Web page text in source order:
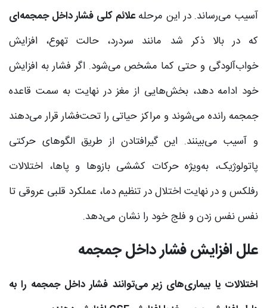
آسیب می‌رساند. در این مرحلهعلائم کلی فشار داخل جمجمه‌ای
که در بالا ذکر شد مانند سردرد، حالت تهوع، افزایش
خواب‌آلودگی و حتی کما مشخص می‌شود. اگر فشار به افزایش
خود ادامه دهد، بخش‌هایی از مغز در نهایت به سمت قاعده
جمجمه رانده می‌شوند و مراکز حیاتی را تحت‌فشار قرار می‌دهند
و آسیب می‌بینند. این گیرافتادن از طریق الگوهای حرکتی
پاتولوژیک، به‌ویژه حرکات کششی بازوها و پاها، اختلالات
رفلکس و در نهایت اختلال در تنظیم دما، عملکرد قلبی عروقی تا
نفس نفس زدن و فلج خود را نشان می‌دهد.
علل افزایش فشار داخل جمجمه
اختلالات یا بیماری‌های زیر می‌توانند فشار داخل جمجمه را به